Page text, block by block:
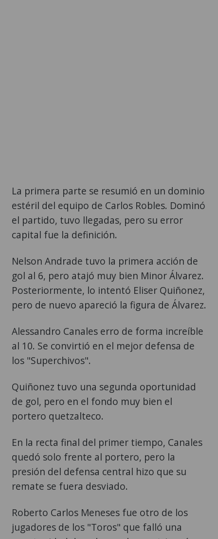
La primera parte se resumió en un dominio
estéril del equipo de Carlos Robles. Dominó
el partido, tuvo llegadas, pero su error
capital fue la definición.
Nelson Andrade tuvo la primera acción de
gol al 6, pero atajó muy bien Minor Álvarez.
Posteriormente, lo intentó Eliser Quiñonez,
pero de nuevo apareció la figura de Álvarez.
Alessandro Canales erro de forma increíble
al 10. Se convirtió en el mejor defensa de
los "Superchivos".
Quiñonez tuvo una segunda oportunidad
de gol, pero en el fondo muy bien el
portero quetzalteco.
En la recta final del primer tiempo, Canales
quedó solo frente al portero, pero la
presión del defensa central hizo que su
remate se fuera desviado.
Roberto Carlos Meneses fue otro de los
jugadores de los "Toros" que falló una